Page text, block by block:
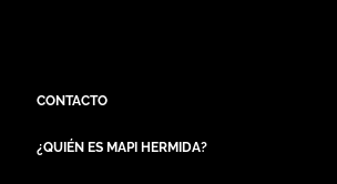
CONTACTO
¿QUIÉN ES MAPI HERMIDA?